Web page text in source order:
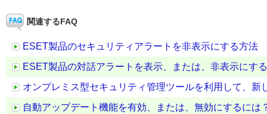
関連するFAQ
ESET製品のセキュリティアラートを非表示にする方法
ESET製品の対話アラートを表示、または、非表示にす
オンプレミス型セキュリティ管理ツールを利用して、新
自動アップデート機能を有効、または、無効にするには